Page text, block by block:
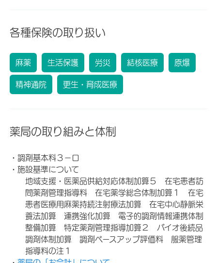
各種保険の取り扱い
麻薬 生活保護 労災 結核医療 原爆
精神通院 更生・育成医療
薬局の取り組みと体制
・調剤基本料３－ロ
・施設基準について
地域支援・医薬品供給対応体制加算５ 在宅患者訪
問薬剤管理指導料 在宅薬学総合体制加算１ 在宅
患者医療用麻薬持続注射療法加算 在宅中心静脈栄
養法加算 連携強化加算 電子的調剤情報連携体制
整備加算 特定薬剤管理指導加算２ バイオ後続品
調剤体制加算 調剤ベースアップ評価料 服薬管理
指導料の注１